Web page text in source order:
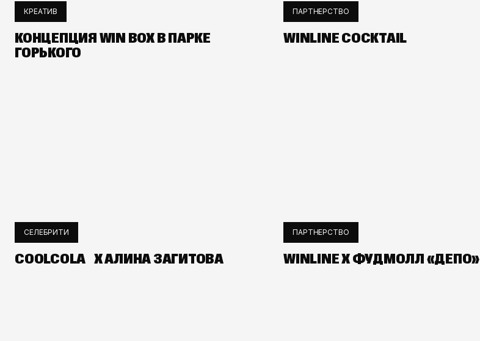
КРЕАТИВ
КОНЦЕПЦИЯ WIN BOX В ПАРКЕ
ГОРЬКОГО
ПАРТНЕРСТВО
WINLINE COCKTAIL
СЕЛЕБРИТИ
COOLCOLA X АЛИНА ЗАГИТОВА
ПАРТНЕРСТВО
WINLINE Х ФУДМОЛЛ «ДЕПО»